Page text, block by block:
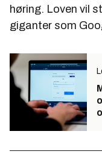
høring. Loven vil
giganter som